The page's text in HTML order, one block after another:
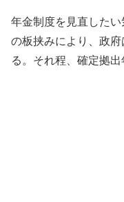
年金制度を見直した
の板挟みにより、政
る。それ程、確定拠出